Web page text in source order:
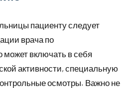
пациенту следует
врача по
включать в себя
активности, специальную
осмотры. Важно не